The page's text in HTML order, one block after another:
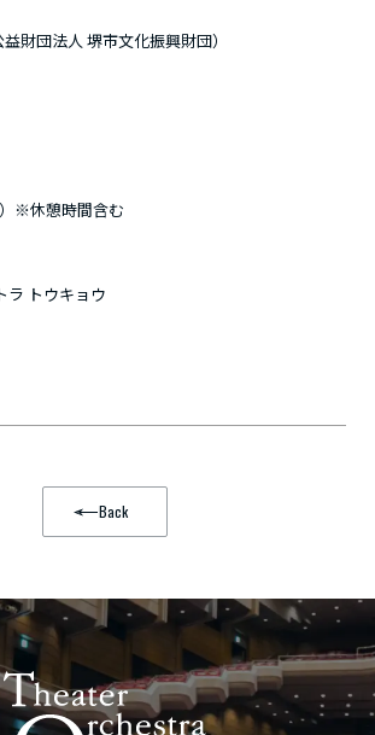
益財団法人 堺市文化振興財団）
※休憩時間含む
ラ トウキョウ
Back